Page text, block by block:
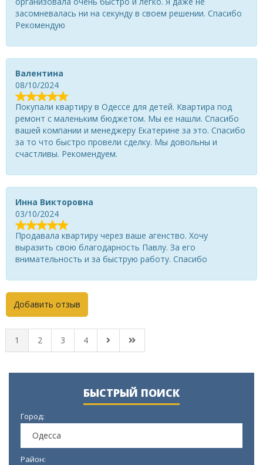
засомневалась ни на секунду в своем решении. Спасибо
Рекомендую
Валентина
08/10/2024
Покупали квартиру в Одессе для детей. Квартира под
ремонт с маленьким бюджетом. Мы ее нашли. Спасибо
вашей компании и менеджеру Екатерине за это. Спасибо
за то что быстро провели сделку. Мы довольны и
счастливы. Рекомендуем.
Инна Викторовна
03/10/2024
Продавала квартиру через ваше агенство. Хочу
выразить свою благодарность Павлу. За его
внимательность и за быструю работу. Спасибо
Добавить отзыв
1 2 3 4
БЫСТРЫЙ ПОИСК
Город:
Одесса
Район: